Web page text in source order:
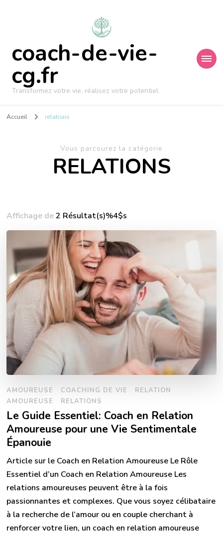
coach-de-vie-
cg.fr
Transformez votre vie, réalisez votre potentiel.
Accueil relations
Vous parcourez la catégorie
RELATIONS
Affichage de2 Résultat(s)%4$s
AMOUREUSE COACHING DE VIE
RELATION
AMOUREUSE
RELATIONS
Le Guide Essentiel: Coach en Relation
Amoureuse pour une Vie Sentimentale
Épanouie
Article sur le Coach en Relation Amoureuse Le Rôle
Essentiel d’un Coach en Relation Amoureuse Les
relations amoureuses peuvent être à la fois
passionnantes et complexes. Que vous soyez célibataire
à la recherche de l’amour ou en couple cherchant à
renforcer votre lien, un coach en relation amoureuse